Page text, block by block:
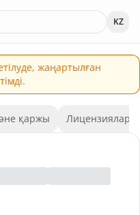
KZ
жаңартылған
қаржы Лицензиялар